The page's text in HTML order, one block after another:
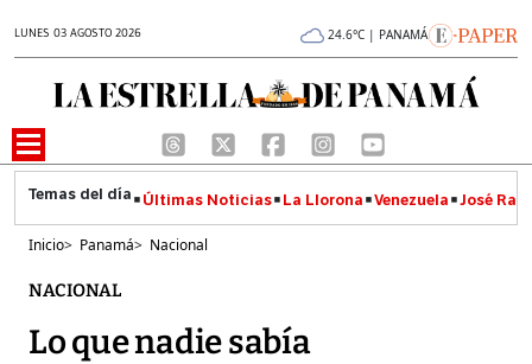
LUNES 03 AGOSTO 2026 24.6°C | PANAMÁ
Últimas Noticias La Llorona Venezuela José
Inicio> Panamá> Nacional
NACIONAL
Lo que nadie sabía